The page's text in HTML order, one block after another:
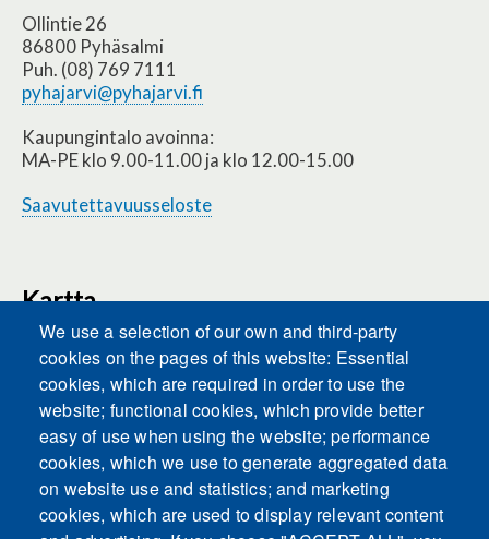
Ollintie 26
86800 Pyhäsalmi
Puh. (08) 769 7111
pyhajarvi@pyhajarvi.fi
Kaupungintalo avoinna:
MA-PE klo 9.00-11.00 ja klo 12.00-15.00
Saavutettavuusseloste
Kartta
This content is blocked because Embeds
cookies have not been accepted.
ACCEPT ALL COOKIES
We use a selection of our own and third-party
cookies on the pages of this website: Essential
cookies, which are required in order to use the
website; functional cookies, which provide better
easy of use when using the website; performance
cookies, which we use to generate aggregated data
on website use and statistics; and marketing
cookies, which are used to display relevant content